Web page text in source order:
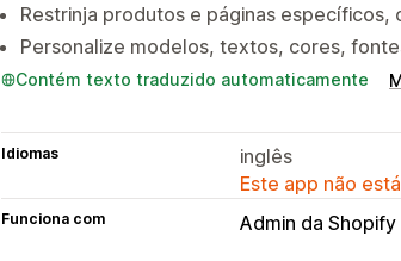
Restrinja produtos e páginas específicos,
Personalize modelos, textos, cores,
Contém texto traduzido automaticamente
Idiomas
inglês
Este app não
Funciona com Admin da Shopify